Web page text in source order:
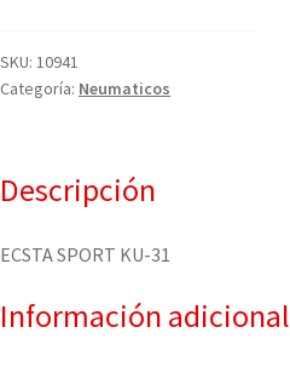
SKU: 10941
Categoría: Neumaticos
Descripción
ECSTA SPORT KU-31
Información adicional